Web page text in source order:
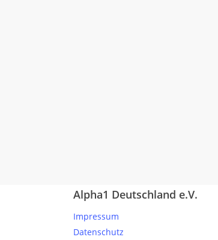
Alpha1 Deutschland e.V.
Impressum
Datenschutz